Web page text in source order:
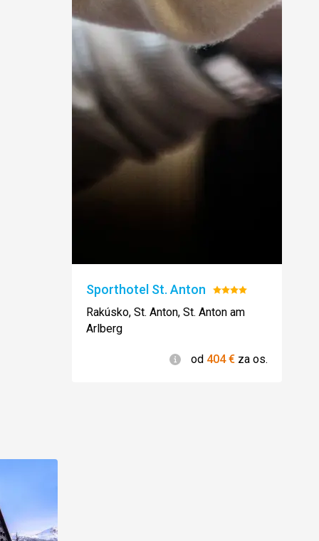
Sporthotel St. Anton Hodnotenie:
4/5
Rakúsko, St. Anton, St. Anton am
Arlberg
Informácie
od 404€ za os.